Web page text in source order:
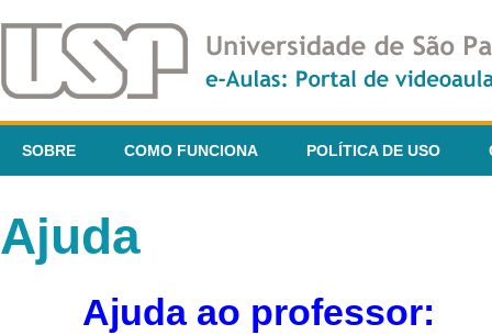
SOBRE COMO FUNCIONA POLÍTICA DE USO
Ajuda
Ajuda ao professor: